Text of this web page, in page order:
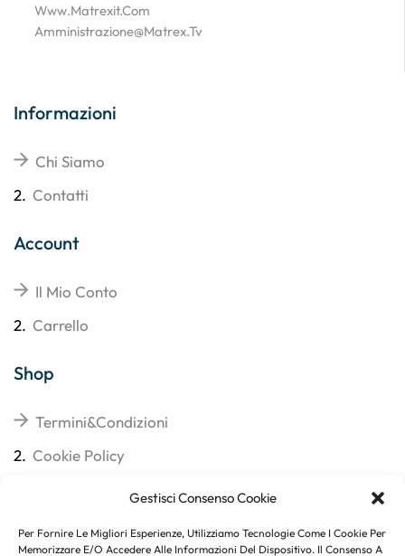
Gestisci Consenso Cookie
Per Fornire Le Migliori Esperienze, Utilizziamo Tecnologie Come I Cookie Per
Memorizzare E/o Accedere Alle Informazioni Del Dispositivo. Il Consenso A
Www.matrexit.com
Amministrazione@matrex.tv
Informazioni
Chi Siamo
2. Contatti
Account
Il Mio Conto
2. Carrello
Shop
Termini&Condizioni
2. Cookie Policy